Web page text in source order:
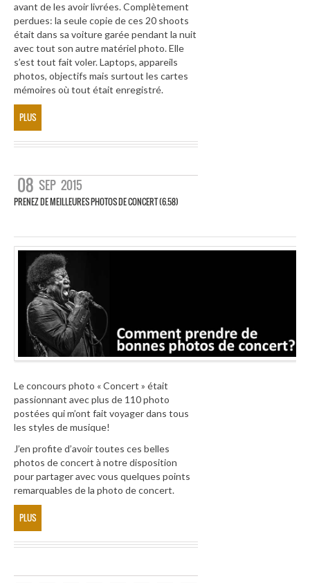
avant de les avoir livrées. Complètement
perdues: la seule copie de ces 20 shoots
était dans sa voiture garée pendant la nuit
avec tout son autre matériel photo. Elle
s’est tout fait voler. Laptops, appareils
photos, objectifs mais surtout les cartes
mémoires où tout était enregistré.
PLUS
08 SEP 2015
PRENEZ DE MEILLEURES PHOTOS DE CONCERT (6.58)
Le concours photo « Concert » était
passionnant avec plus de 110 photo
postées qui m’ont fait voyager dans tous
les styles de musique!
J’en profite d’avoir toutes ces belles
photos de concert à notre disposition
pour partager avec vous quelques points
remarquables de la photo de concert.
PLUS